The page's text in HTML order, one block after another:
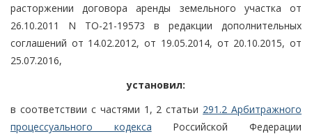
расторжении договора аренды земельного участка от
26.10.2011 N ТО-21-19573 в редакции дополнительных
соглашений от 14.02.2012, от 19.05.2014, от 20.10.2015, от
25.07.2016,
установил:
в соответствии с частями 1, 2 статьи 291.2 Арбитражного
процессуального кодекса Российской Федерации